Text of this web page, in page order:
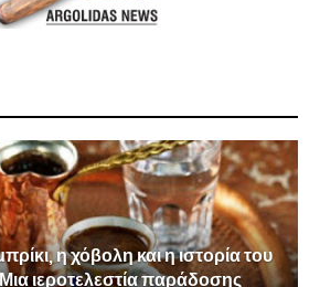
η χόβολη και η ιστορία του
ιεροτελεστία παράδοσης